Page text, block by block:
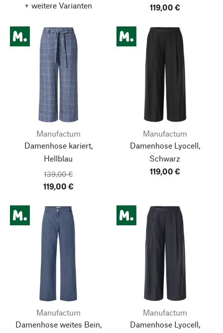
+ weitere Varianten
119,00 €
Manufactum
Damenhose kariert,
Hellblau
139,00 €
119,00 €
Manufactum
Damenhose Lyocell,
Schwarz
119,00 €
Manufactum
Damenhose weites Bein,
Manufactum
Damenhose Lyocell,